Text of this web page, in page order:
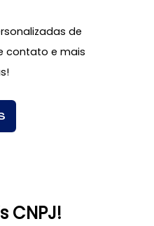
de
contato e mais
CNPJ!